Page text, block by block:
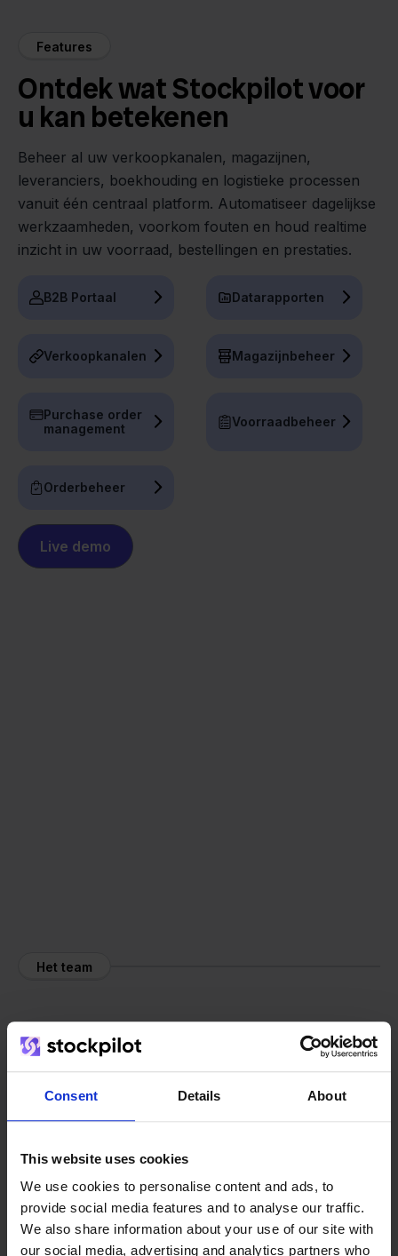
Consent Details About
This website uses cookies
We use cookies to personalise content and ads, to
provide social media features and to analyse our traffic.
We also share information about your use of our site with
our social media, advertising and analytics partners who
Features
Ontdek wat Stockpilot voor
u kan betekenen
Beheer al uw verkoopkanalen, magazijnen,
leveranciers, boekhouding en logistieke processen
vanuit één centraal platform. Automatiseer dagelijkse
werkzaamheden, voorkom fouten en houd realtime
inzicht in uw voorraad, bestellingen en prestaties.
B2B Portaal Datarapporten
Verkoopkanalen Magazijnbeheer
Purchase order
management
Voorraadbeheer
Orderbeheer
Live demo
Het team